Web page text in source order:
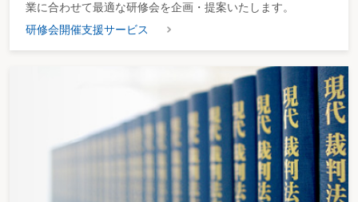
業に合わせて最適な研修会を企画・提案いたします。
研修会開催支援サービス